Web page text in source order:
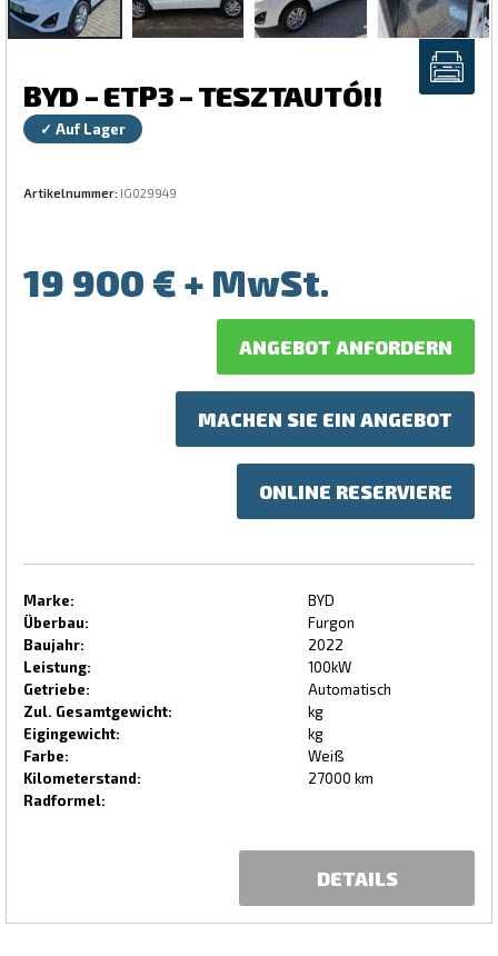
BYD – ETP3 – TESZTAUTÓ!!
✓ Auf Lager
Artikelnummer: IG029949
19 900 €
ANGEBOT ANFORDERN
MACHEN SIE EIN ANGEBOT
ONLINE RESERVIERE
Marke:
BYD
Überbau:
Furgon
Baujahr:
2022
Leistung:
100kW
Getriebe:
Automatisch
Zul. Gesamtgewicht:
kg
Eigingewicht:
kg
Farbe:
Weiß
Kilometerstand:
27000 km
Radformel:
DETAILS